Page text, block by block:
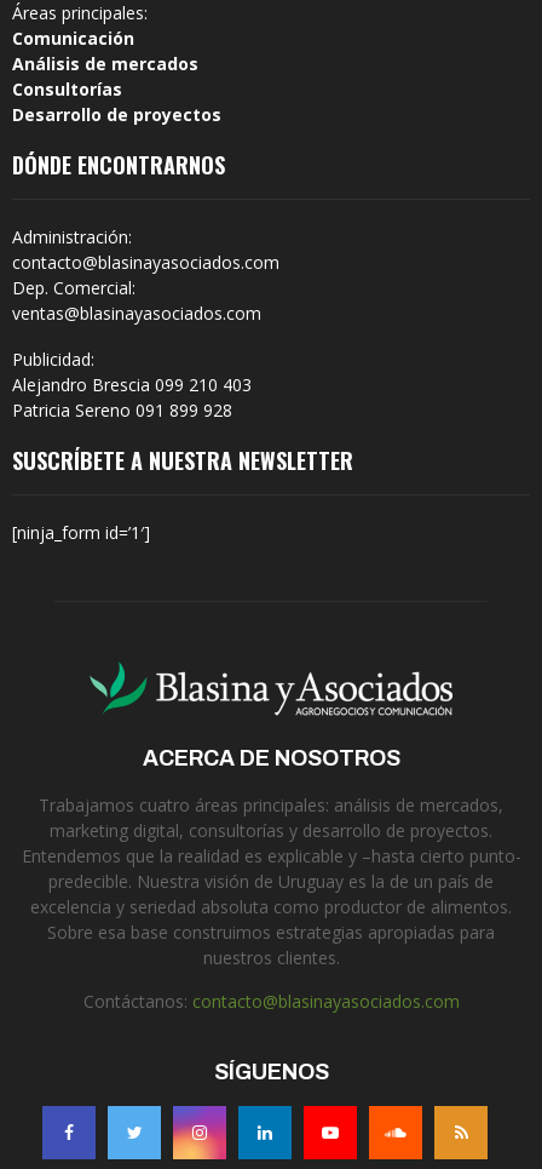
Áreas principales:
Comunicación
Análisis de mercados
Consultorías
Desarrollo de proyectos
DÓNDE ENCONTRARNOS
Administración:
contacto@blasinayasociados.com
Dep. Comercial:
ventas@blasinayasociados.com
Publicidad:
Alejandro Brescia 099 210 403
Patricia Sereno 091 899 928
SUSCRÍBETE A NUESTRA NEWSLETTER
[ninja_form id=’1′]
ACERCA DE NOSOTROS
Trabajamos cuatro áreas principales: análisis de mercados,
marketing digital, consultorías y desarrollo de proyectos.
Entendemos que la realidad es explicable y –hasta cierto punto-
predecible. Nuestra visión de Uruguay es la de un país de
excelencia y seriedad absoluta como productor de alimentos.
Sobre esa base construimos estrategias apropiadas para
nuestros clientes.
Contáctanos: contacto@blasinayasociados.com
SÍGUENOS